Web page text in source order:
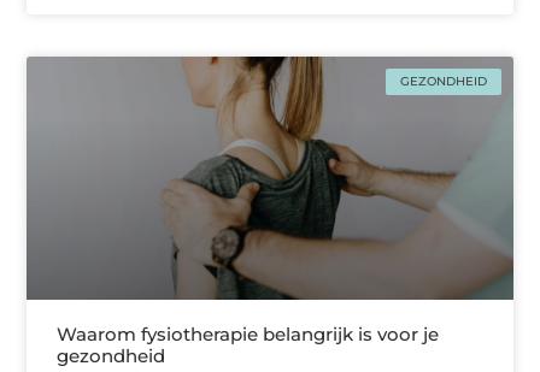
GEZONDHEID
Waarom fysiotherapie belangrijk is voor je
gezondheid